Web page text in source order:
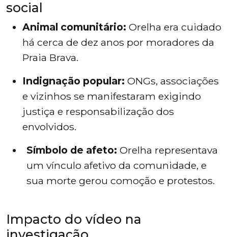
social
Animal comunitário: Orelha era cuidado
há cerca de dez anos por moradores da
Praia Brava.
Indignação popular: ONGs, associações
e vizinhos se manifestaram exigindo
justiça e responsabilização dos
envolvidos.
Símbolo de afeto: Orelha representava
um vínculo afetivo da comunidade, e
sua morte gerou comoção e protestos.
Impacto do vídeo na